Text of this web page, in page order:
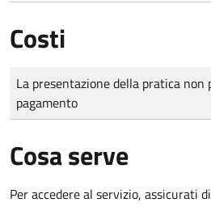
Costi
Tipo di pagamento
Importo
La presentazione della pratica non
pagamento
Cosa serve
Per accedere al servizio, assicurati